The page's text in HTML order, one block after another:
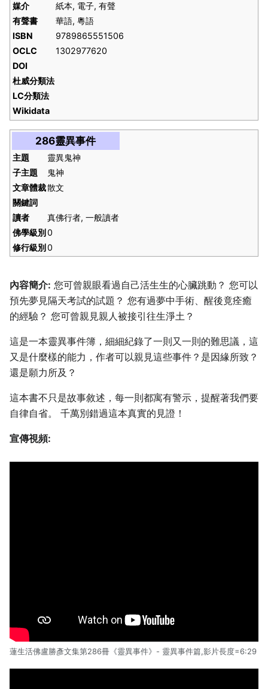
媒介
紙本, 電子, 有聲
有聲書
華語, 粵語
ISBN
9789865551506
OCLC
1302977620
DOI
杜威分類法
LC分類法
Wikidata
286靈異事件
主題
靈異鬼神
子主題
鬼神
文章體裁散文
關鍵詞
讀者
真佛行者, 一般讀者
佛學級別0
修行級別0
內容簡介: 您可曾親眼看過自己活生生的心臟跳動？ 您可以
預先夢見隔天考試的試題？ 您有過夢中手術、醒後竟痊癒
的經驗？ 您可曾親見親人被接引往生淨土？
這是一本靈異事件簿，細細紀錄了一則又一則的難思議，這
又是什麼樣的能力，作者可以親見這些事件？是因緣所致？
還是願力所及？
這本書不只是故事敘述，每一則都寓有警示，提醒著我們要
自律自省。 千萬別錯過這本真實的見證！
宣傳視頻:
蓮生活佛盧勝彥文集第286冊《靈異事件》- 靈異事件篇,影片長度=6:29